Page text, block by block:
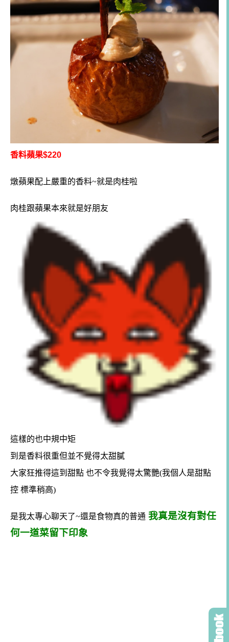
香料蘋果$220
燉蘋果配上嚴重的香料~就是肉桂啦
肉桂跟蘋果本來就是好朋友
這樣的也中規中矩
到是香料很重但並不覺得太甜膩
大家狂推得這到甜點 也不令我覺得太驚艷(我個人是甜點
控 標準稍高)
是我太專心聊天了~還是食物真的普通 我真是沒有對任
何一道菜留下印象